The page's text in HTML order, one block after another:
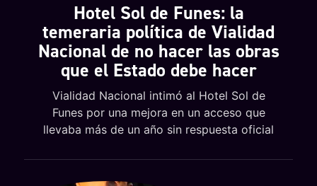
Hotel Sol de Funes: la
temeraria política de Vialidad
Nacional de no hacer las obras
que el Estado debe hacer
Vialidad Nacional intimó al Hotel Sol de
Funes por una mejora en un acceso que
llevaba más de un año sin respuesta oficial